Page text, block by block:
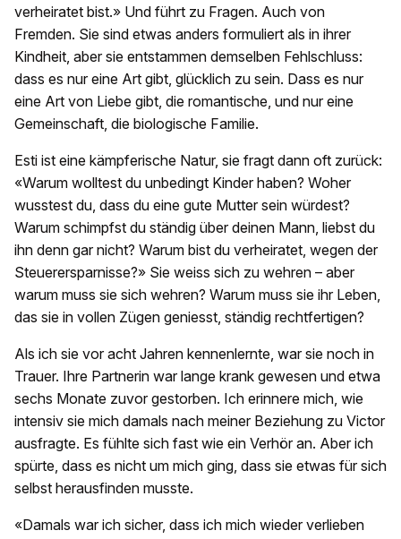
verheiratet bist.» Und führt zu Fragen. Auch von
Fremden. Sie sind etwas anders formuliert als in ihrer
Kindheit, aber sie entstammen demselben Fehlschluss:
dass es nur eine Art gibt, glücklich zu sein. Dass es nur
eine Art von Liebe gibt, die romantische, und nur eine
Gemeinschaft, die biologische Familie.
Esti ist eine kämpferische Natur, sie fragt dann oft zurück:
«Warum wolltest du unbedingt Kinder haben? Woher
wusstest du, dass du eine gute Mutter sein würdest?
Warum schimpfst du ständig über deinen Mann, liebst du
ihn denn gar nicht? Warum bist du verheiratet, wegen der
Steuerersparnisse?» Sie weiss sich zu wehren – aber
warum muss sie sich wehren? Warum muss sie ihr Leben,
das sie in vollen Zügen geniesst, ständig rechtfertigen?
Als ich sie vor acht Jahren kennenlernte, war sie noch in
Trauer. Ihre Partnerin war lange krank gewesen und etwa
sechs Monate zuvor gestorben. Ich erinnere mich, wie
intensiv sie mich damals nach meiner Beziehung zu Victor
ausfragte. Es fühlte sich fast wie ein Verhör an. Aber ich
spürte, dass es nicht um mich ging, dass sie etwas für sich
selbst herausfinden musste.
«Damals war ich sicher, dass ich mich wieder verlieben